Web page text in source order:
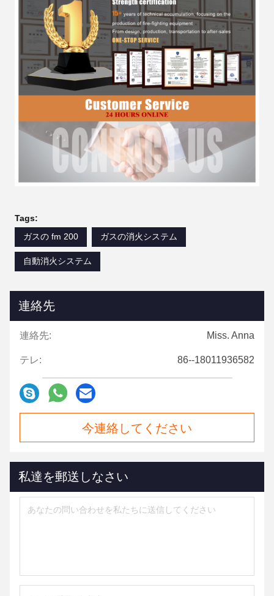
Tags:
ガスの fm 200
ガスの消火システム
自動消火システム
連絡先
連絡先: Miss. Anna
テレ: 86--18011936582
今連絡してください
私達を郵送しなさい